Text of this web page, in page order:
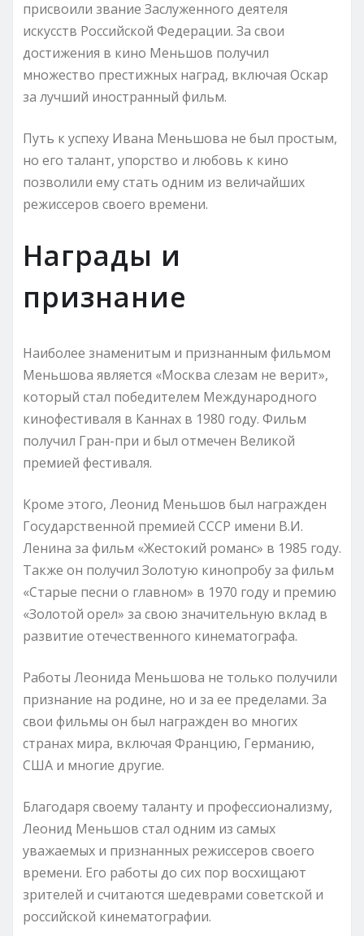
присвоили звание Заслуженного деятеля
искусств Российской Федерации. За свои
достижения в кино Меньшов получил
множество престижных наград, включая Оскар
за лучший иностранный фильм.
Путь к успеху Ивана Меньшова не был простым,
но его талант, упорство и любовь к кино
позволили ему стать одним из величайших
режиссеров своего времени.
Награды и
признание
Наиболее знаменитым и признанным фильмом
Меньшова является «Москва слезам не верит»,
который стал победителем Международного
кинофестиваля в Каннах в 1980 году. Фильм
получил Гран-при и был отмечен Великой
премией фестиваля.
Кроме этого, Леонид Меньшов был награжден
Государственной премией СССР имени В.И.
Ленина за фильм «Жестокий романс» в 1985 году.
Также он получил Золотую кинопробу за фильм
«Старые песни о главном» в 1970 году и премию
«Золотой орел» за свою значительную вклад в
развитие отечественного кинематографа.
Работы Леонида Меньшова не только получили
признание на родине, но и за ее пределами. За
свои фильмы он был награжден во многих
странах мира, включая Францию, Германию,
США и многие другие.
Благодаря своему таланту и профессионализму,
Леонид Меньшов стал одним из самых
уважаемых и признанных режиссеров своего
времени. Его работы до сих пор восхищают
зрителей и считаются шедеврами советской и
российской кинематографии.